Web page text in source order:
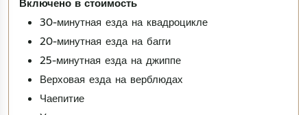
30-минутная езда на квадроцикле
20-минутная езда на багги
25-минутная езда на джиппе
Верховая езда на верблюдах
Чаепитие